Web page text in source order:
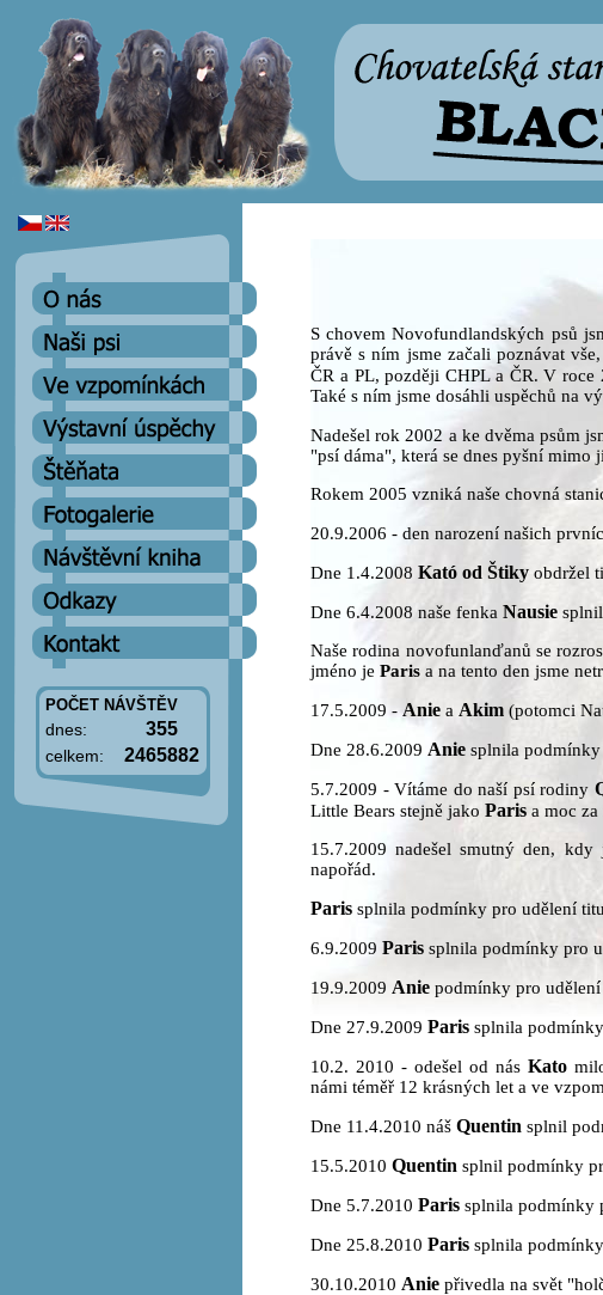
POČET NÁVŠTĚV
dnes: 355
celkem: 2465882
S chovem Novofundlandských psů
právě s ním jsme začali poznávat
ČR a PL, později CHPL a ČR. V
Také s ním jsme dosáhli uspěchů na
Nadešel rok 2002 a ke dvěma psům
"psí dáma", která se dnes pyšní mimo
Rokem 2005 vzniká naše chovná
20.9.2006 - den narození našich
Dne 1.4.2008 Kató od Štiky obdržel
Dne 6.4.2008 naše fenka Nausie
Naše rodina novofunlanďanů se
jméno je Paris a na tento den jsme
17.5.2009 - Anie a Akim (potomci
Dne 28.6.2009 Anie splnila
5.7.2009 - Vítáme do naší psí rodiny
Little Bears stejně jako Paris a moc
15.7.2009 nadešel smutný den,
napořád.
Paris splnila podmínky pro udělení
6.9.2009 Paris splnila podmínky pro
19.9.2009 Anie podmínky pro
Dne 27.9.2009 Paris splnila
10.2. 2010 - odešel od nás Kato
námi téměř 12 krásných let a ve
Dne 11.4.2010 náš Quentin splnil
15.5.2010 Quentin splnil podmínky
Dne 5.7.2010 Paris splnila podmínky
Dne 25.8.2010 Paris splnila
30.10.2010 Anie přivedla na svět